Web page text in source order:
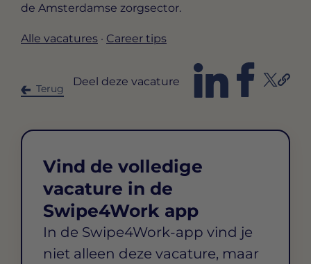
de Amsterdamse zorgsector.
Alle vacatures · Career tips
Terug
Deel deze vacature
Vind de volledige
vacature in de
Swipe4Work app
In de Swipe4Work-app vind je
niet alleen deze vacature, maar